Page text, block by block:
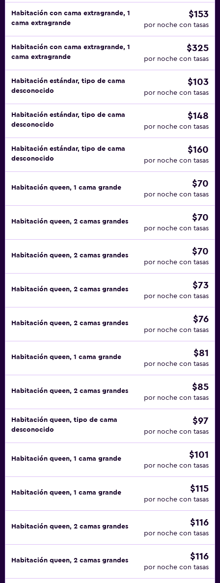
Habitación con cama extragrande, 1
cama extragrande
$153
por noche con tasas
Habitación con cama extragrande, 1
cama extragrande
$325
por noche con tasas
Habitación estándar, tipo de cama
desconocido
$103
por noche con tasas
Habitación estándar, tipo de cama
desconocido
$148
por noche con tasas
Habitación estándar, tipo de cama
desconocido
$160
por noche con tasas
Habitación queen, 1 cama grande $70
por noche con tasas
Habitación queen, 2 camas grandes $70
por noche con tasas
Habitación queen, 2 camas grandes $70
por noche con tasas
Habitación queen, 2 camas grandes $73
por noche con tasas
Habitación queen, 2 camas grandes $76
por noche con tasas
Habitación queen, 1 cama grande $81
por noche con tasas
Habitación queen, 2 camas grandes $85
por noche con tasas
Habitación queen, tipo de cama
desconocido
$97
por noche con tasas
Habitación queen, 1 cama grande $101
por noche con tasas
Habitación queen, 1 cama grande $115
por noche con tasas
Habitación queen, 2 camas grandes $116
por noche con tasas
Habitación queen, 2 camas grandes $116
por noche con tasas